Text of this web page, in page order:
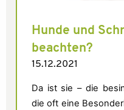
Hunde und
beachten?
15.12.2021
Da ist sie – die
die oft eine